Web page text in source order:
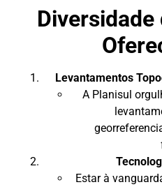
Levantamentos
A Planisul
Estar à